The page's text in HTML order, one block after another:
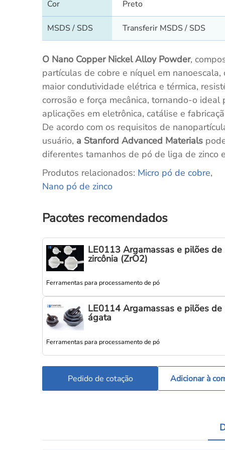
Cor Preto
MSDS / SDS Transferir MSDS / SDS
O Nano Copper Nickel Alloy Powder,
partículas de cobre e níquel em nanoescala,
maior condutividade elétrica e térmica,
corrosão e força mecânica, tornando-o ideal
aplicações em eletrônica, catálise e
De acordo com os requisitos de
usuário, a Stanford Advanced Materials
diferentes tamanhos de pó de liga de zinco
Produtos relacionados: Micro pó de cobre,
Nano pó de zinco
Pacotes recomendados
LE0113 Argamassas e pilões de
zircônia (ZrO2)
Ferramentas para processamento de pó
LE0114 Argamassas e pilões de
ágata
Ferramentas para processamento de pó
Pedido de cotação Adicionar à